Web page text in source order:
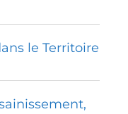
le Territoire